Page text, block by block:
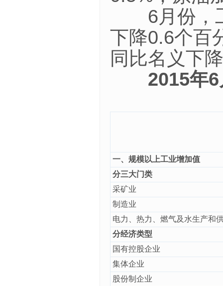
6月份，工
下降0.6个百
同比名义下
2015年6
一、规模以上工业增加值
分三大门类
采矿业
制造业
电力、热力、燃气及水生产和
分经济类型
国有控股企业
集体企业
股份制企业